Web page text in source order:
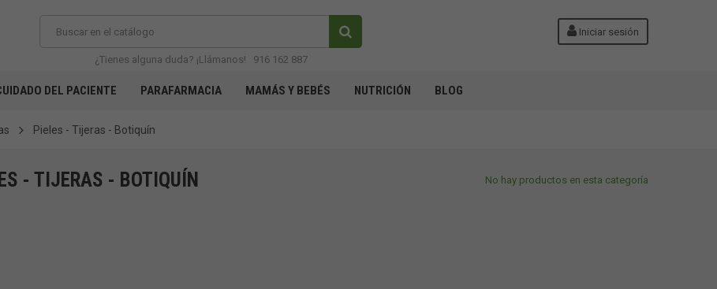
Iniciar sesión
¿Tienes alguna duda? ¡Llámanos! 916 162 887
DEL PACIENTE PARAFARMACIA MAMÁS Y BEBÉS NUTRICIÓN BLOG
Pieles - Tijeras - Botiquín
- TIJERAS - BOTIQUÍN No hay productos en esta categoría